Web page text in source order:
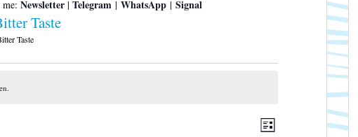
Newsletter | Telegram | WhatsApp | Signal
Taste
Taste
AV
L